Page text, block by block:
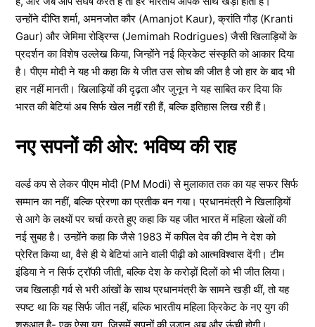
उन्होंने दीप्ति शर्मा, अमनजोत कौर (Amanjot Kaur), क्रांति गौड़ (Kranti
Gaur) और जेमिमा रोड्रिग्स (Jemimah Rodrigues) जैसी खिलाड़ियों के
प्रदर्शन का विशेष उल्लेख किया, जिन्होंने नई क्रिकेट संस्कृति को आकार दिया
है। पीएम मोदी ने यह भी कहा कि ये जीत उस सोच की जीत है जो हार के बाद भी
हार नहीं मानती। खिलाड़ियों की दृढ़ता और जुनून ने यह साबित कर दिया कि
भारत की बेटियां अब सिर्फ खेल नहीं रही हैं, बल्कि इतिहास लिख रही हैं।
नए सपनों की ओर: भविष्य की राह
वर्ल्ड कप से लेकर पीएम मोदी (PM Modi) से मुलाकात तक का यह सफर सिर्फ
सम्मान का नहीं, बल्कि प्रेरणा का प्रतीक बन गया। प्रधानमंत्री ने खिलाड़ियों
से आगे के लक्ष्यों पर चर्चा करते हुए कहा कि यह जीत भारत में महिला खेलों की
नई सुबह है। उन्होंने कहा कि जैसे 1983 में कपिल देव की टीम ने देश को
प्रेरित किया था, वैसे ही ये बेटियां आने वाली पीढ़ी को आत्मविश्वास देंगी। टीम
इंडिया ने न सिर्फ ट्रॉफी जीती, बल्कि देश के करोड़ों दिलों को भी जीत लिया।
जब खिलाड़ी गर्व से भरी आंखों के साथ प्रधानमंत्री के सामने खड़ी थीं, तो यह
स्पष्ट था कि यह सिर्फ जीत नहीं, बल्कि भारतीय महिला क्रिकेट के नए युग की
शुरुआत है- एक ऐसा युग, जिसमें सपनों की उड़ान अब और ऊंची होगी।